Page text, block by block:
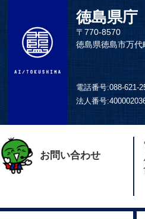
徳島県庁
〒770-8570
徳島県徳島市万
電話番号:088-621-
法人番号:
お問い合わせ